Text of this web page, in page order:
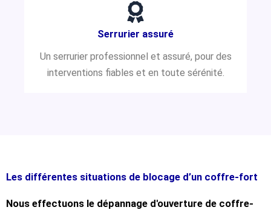
Serrurier assuré
Un serrurier professionnel et assuré, pour des
interventions fiables et en toute sérénité.
Les différentes situations de blocage d’un coffre-fort
Nous effectuons le dépannage d'ouverture de coffre-